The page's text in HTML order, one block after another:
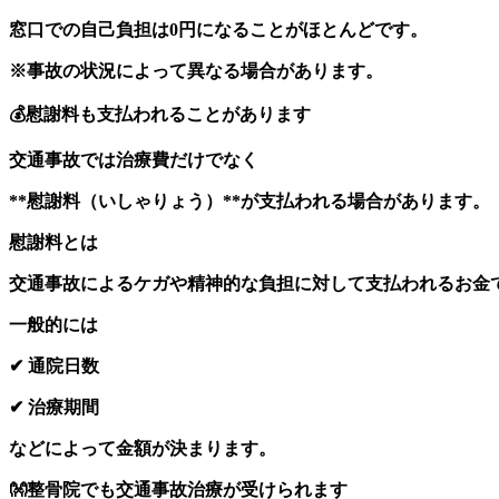
窓口での自己負担は0円になることがほとんどです。
※事故の状況によって異なる場合があります。
💰慰謝料も支払われることがあります
交通事故では治療費だけでなく
**慰謝料（いしゃりょう）**が支払われる場合があります。
慰謝料とは
交通事故によるケガや精神的な負担に対して支払われるお金
一般的には
✔ 通院日数
✔ 治療期間
などによって金額が決まります。
👐整骨院でも交通事故治療が受けられます